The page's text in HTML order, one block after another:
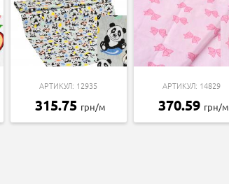
АРТИКУЛ: 12935
315.75 грн/м
АРТИКУЛ: 14829
370.59 грн/м